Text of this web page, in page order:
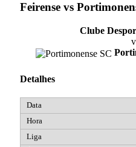
Feirense vs
Clube
Detalhes